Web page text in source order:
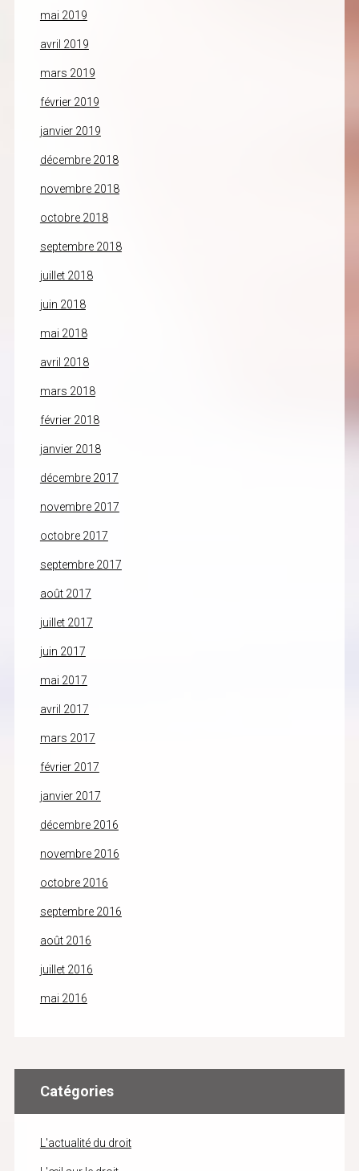
mai 2019
avril 2019
mars 2019
février 2019
janvier 2019
décembre 2018
novembre 2018
octobre 2018
septembre 2018
juillet 2018
juin 2018
mai 2018
avril 2018
mars 2018
février 2018
janvier 2018
décembre 2017
novembre 2017
octobre 2017
septembre 2017
août 2017
juillet 2017
juin 2017
mai 2017
avril 2017
mars 2017
février 2017
janvier 2017
décembre 2016
novembre 2016
octobre 2016
septembre 2016
août 2016
juillet 2016
mai 2016
Catégories
L'actualité du droit